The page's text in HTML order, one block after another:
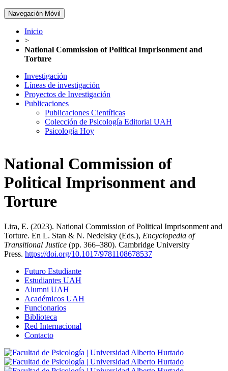
Navegación Móvil
Inicio
>
National Commission of Political Imprisonment and
Torture
Investigación
Líneas de investigación
Proyectos de Investigación
Publicaciones
Publicaciones Científicas
Colección de Psicología Editorial UAH
Psicología Hoy
National Commission of
Political Imprisonment and
Torture
Lira, E. (2023). National Commission of Political Imprisonment and
Torture. En L. Stan & N. Nedelsky (Eds.), Encyclopedia of
Transitional Justice (pp. 366–380). Cambridge University
Press. https://doi.org/10.1017/9781108678537
Futuro Estudiante
Estudiantes UAH
Alumni UAH
Académicos UAH
Funcionarios
Biblioteca
Red Internacional
Contacto